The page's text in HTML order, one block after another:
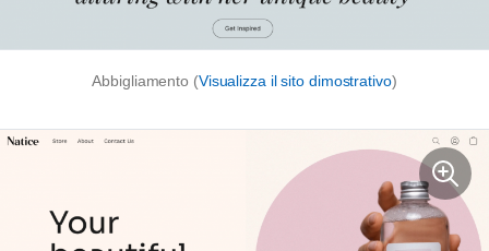
Abbigliamento (Visualizza il sito dimostrativo)